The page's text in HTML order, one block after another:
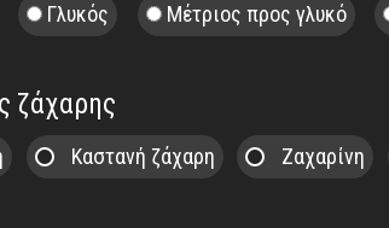
Γλυκός Μέτριος προς γλυκό
ζάχαρης
Καστανή ζάχαρη Ζαχαρίνη